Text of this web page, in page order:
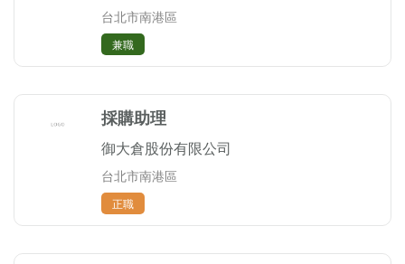
台北市南港區
兼職
採購助理
御大倉股份有限公司
台北市南港區
正職